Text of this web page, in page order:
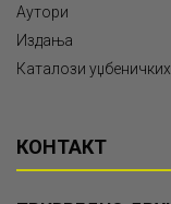
Аутори
Издања
Каталози
КОНТАКТ